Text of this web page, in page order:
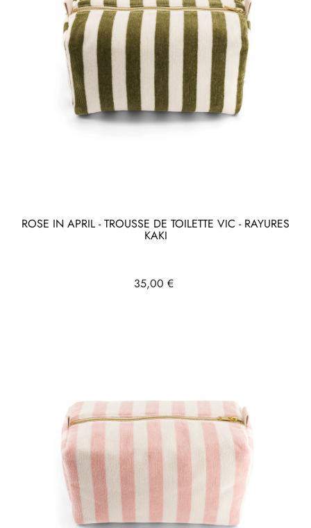
ROSE IN APRIL - TROUSSE DE TOILETTE VIC - RAYURES
KAKI
Prix
35,00 €